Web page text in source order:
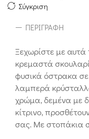
Σύγκριση
ΠΕΡΙΓΡΑΦΉ
Ξεχωρίστε με αυτά
κρεμαστά
φυσικά όστρακα
λαμπερά
χρώμα, δεμένα με
κίτρινο,
σας. Με στοπάκια